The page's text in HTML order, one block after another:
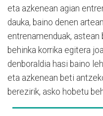
eta azkenean agian
dauka, baino denen
entrenamenduak,
behinka korrika egitera
denboraldia hasi baino
eta azkenean beti
berezirik, asko hobetu